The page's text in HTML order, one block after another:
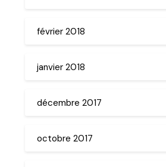
février 2018
janvier 2018
décembre 2017
octobre 2017